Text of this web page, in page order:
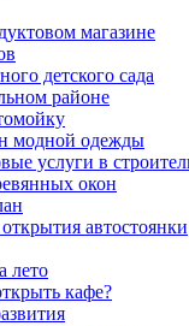
магазине
детского сада
районе
модной одежды
услуги в
окон
автостоянки
лето
кафе?